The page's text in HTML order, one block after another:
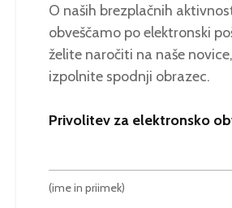
O naših brezplačnih
obveščamo po elektronski
želite naročiti na naše
izpolnite spodnji obrazec.
Privolitev za elektronsko
(ime in priimek)